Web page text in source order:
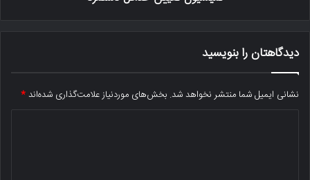
دیدگاهتان را بنویسید
نشانی ایمیل شما منتشر نخواهد شد. بخش‌های موردنیاز علامت‌گذاری شده‌اند*